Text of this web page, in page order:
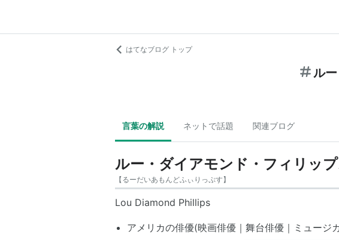
はてなブログ トップ
ル
言葉の解説 ネットで話題 関連ブログ
ルー・ダイアモンド・フィリッ
【るーだいあもんどふぃりっぷす】
Lou Diamond Phillips
アメリカの俳優(映画俳優｜ 舞台俳優 ｜ ミュージ